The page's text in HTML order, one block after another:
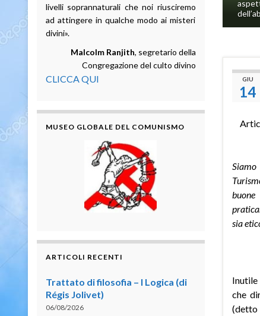
GIU
14
sia
Inutile
che
(detto
livelli soprannaturali che noi riusciremo
ad attingere in qualche modo ai misteri
divini».
Malcolm Ranjith, segretario della
Congregazione del culto divino
CLICCA QUI
MUSEO GLOBALE DEL COMUNISMO
ARTICOLI RECENTI
Trattato di filosofia – I Logica (di
Régis Jolivet)
06/08/2026